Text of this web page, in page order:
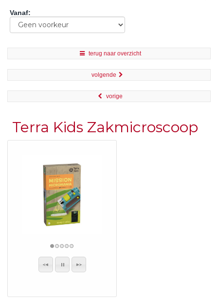
Vanaf:
terug naar overzicht
volgende
vorige
Terra Kids Zakmicroscoop